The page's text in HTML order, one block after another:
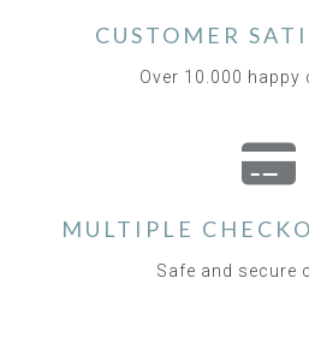
CUSTOMER
Over 10.000
MULTIPLE
Safe and secure